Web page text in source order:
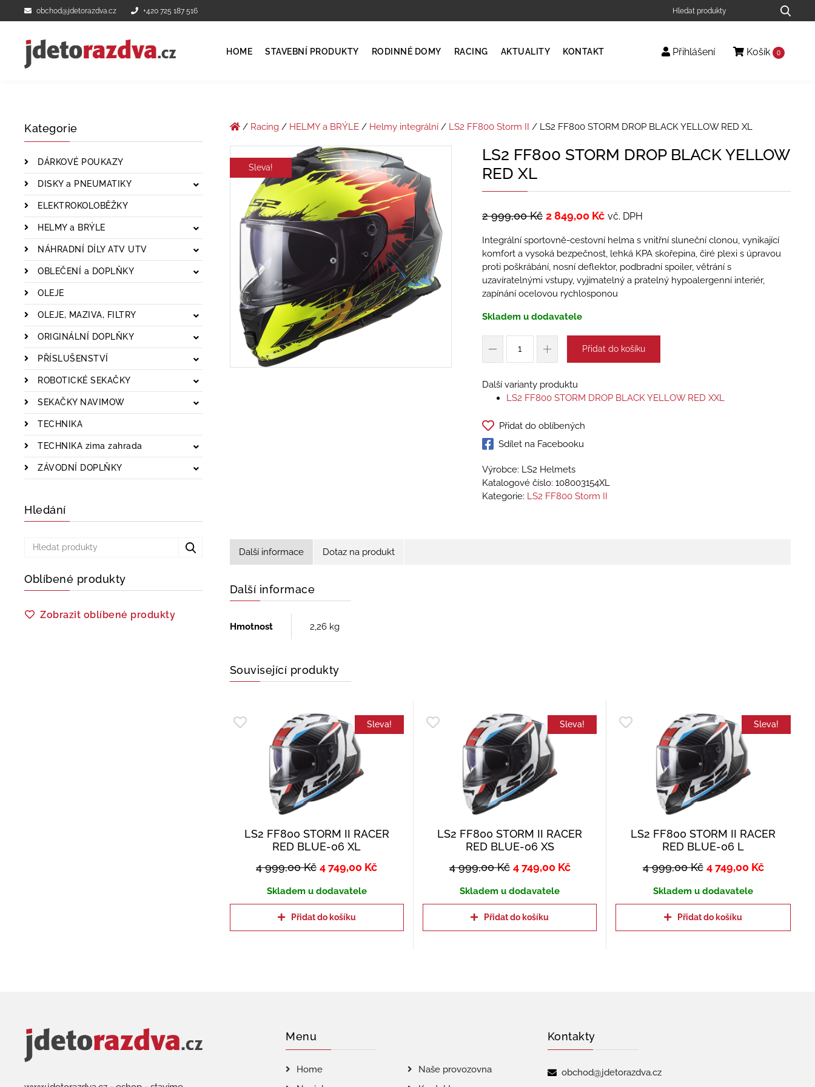
obchod@jdetorazdva.cz +420 725 187 516
HOME STAVEBNÍ PRODUKTY RODINNÉ DOMY RACING AKTUALITY KONTAKT Přihlášení Košík 0
Kategorie
DÁRKOVÉ POUKAZY
DISKY a PNEUMATIKY
ELEKTROKOLOBĚŽKY
HELMY a BRÝLE
NÁHRADNÍ DÍLY ATV UTV
OBLEČENÍ a DOPLŇKY
OLEJE
OLEJE, MAZIVA, FILTRY
ORIGINÁLNÍ DOPLŇKY
PŘÍSLUŠENSTVÍ
ROBOTICKÉ SEKAČKY
SEKAČKY NAVIMOW
TECHNIKA
TECHNIKA zima zahrada
ZÁVODNÍ DOPLŇKY
Hledání
Oblíbené produkty
Zobrazit oblíbené produkty
/ Racing/ HELMY a BRÝLE/ Helmy integrální/ LS2 FF800 Storm II / LS2 FF800 STORM DROP BLACK YELLOW RED XL
Sleva!
LS2 FF800 STORM DROP BLACK YELLOW
RED XL
2 999,00Kč 2 849,00 Kč vč. DPH
Integrální sportovně-cestovní helma s vnitřní sluneční clonou, vynikající
komfort a vysoká bezpečnost, lehká KPA skořepina, čiré plexi s úpravou
proti poškrábání, nosní deflektor, podbradní spoiler, větrání s
uzavíratelnými vstupy, vyjímatelný a pratelný hypoalergenní interiér,
zapínání ocelovou rychlosponou
Skladem u dodavatele
Přidat do košíku
Další varianty produktu
LS2 FF800 STORM DROP BLACK YELLOW RED XXL
Přidat do oblíbených
Sdílet na Facebooku
Výrobce: LS2 Helmets
Katalogové číslo: 108003154XL
Kategorie: LS2 FF800 Storm II
Další informace Dotaz na produkt
Další informace
Hmotnost 2,26 kg
Související produkty
Sleva!
LS2 FF800 STORM II RACER
RED BLUE-06 XL
4 999,00Kč 4 749,00 Kč
Skladem u dodavatele
Přidat do košíku
Sleva!
LS2 FF800 STORM II RACER
RED BLUE-06 XS
4 999,00Kč 4 749,00 Kč
Skladem u dodavatele
Přidat do košíku
Sleva!
LS2 FF800 STORM II RACER
RED BLUE-06 L
4 999,00Kč 4 749,00 Kč
Skladem u dodavatele
Přidat do košíku
Menu
Home
Naše provozovna
Kontakty
obchod@jdetorazdva.cz